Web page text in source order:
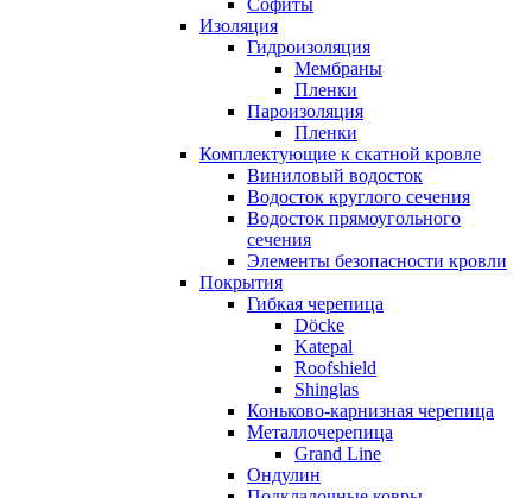
Софиты
Изоляция
Гидроизоляция
Мембраны
Пленки
Пароизоляция
Пленки
Комплектующие к скатной кровле
Виниловый водосток
Водосток круглого сечения
Водосток прямоугольного
сечения
Элементы безопасности кровли
Покрытия
Гибкая черепица
Döcke
Katepal
Roofshield
Shinglas
Коньково-карнизная черепица
Металлочерепица
Grand Line
Ондулин